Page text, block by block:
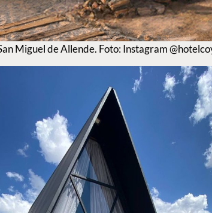
Miguel de Allende. Foto: Instagram